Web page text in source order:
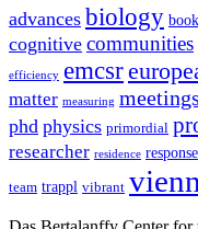
advances biology
cognitive communities
efficiency emcsr
matter measuring meetings
phd physics primordial
researcher residence response
team trappl vibrant